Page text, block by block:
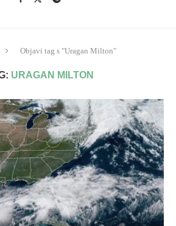
Objavi tag s "Uragan Milton"
URAGAN MILTON